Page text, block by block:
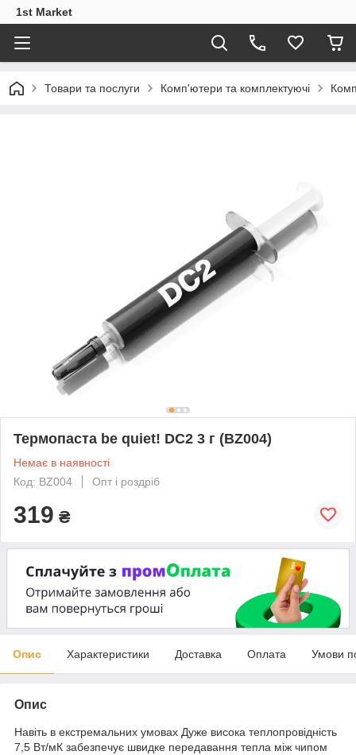
1st Market
Товари та послуги Комп'ютери та комплектуючі
Термопаста be quiet! DC2 3 г (BZ004)
Немає в наявності
Код: BZ004
Опт і роздріб
319 ₴
Опис Характеристики Доставка Оплата Умови
Опис
Навіть в екстремальних умовах Дуже висока теплопровідність
7,5 Вт/мК забезпечує швидке передавання тепла між чипом